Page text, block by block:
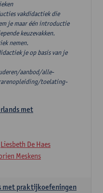
vakdidactiek die
je maar één introductie
keuzevakken.
nemen.
je op basis van je
aanbod/alle-
toelating-
met
Liesbeth De Haes
Meskens
met praktijkoefeningen